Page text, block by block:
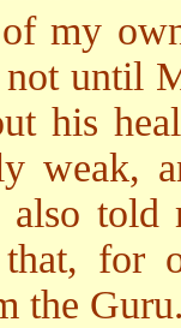
my
until
his
weak,
also
for
the